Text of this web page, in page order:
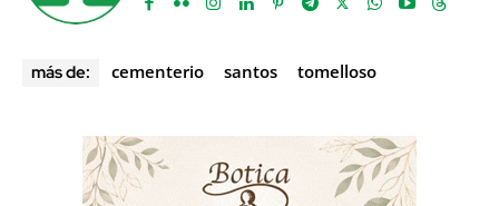
más de: cementerio santos tomelloso